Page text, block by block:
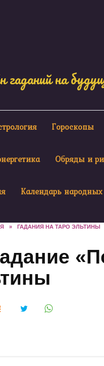
на
Гороскопы
Обряды и
Календарь
» ГАДАНИЯ НА ТАРО ЭЛЬТИНЫ